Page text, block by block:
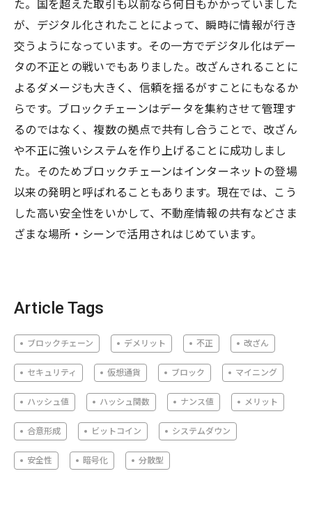
た。国を超えた取引も以前なら何日もかかっていました
が、デジタル化されたことによって、瞬時に情報が行き
交うようになっています。その一方でデジタル化はデー
タの不正との戦いでもありました。改ざんされることに
よるダメージも大きく、信頼を揺るがすことにもなるか
らです。ブロックチェーンはデータを集約させて管理す
るのではなく、複数の拠点で共有し合うことで、改ざん
や不正に強いシステムを作り上げることに成功しまし
た。そのためブロックチェーンはインターネットの登場
以来の発明と呼ばれることもあります。現在では、こう
した高い安全性をいかして、不動産情報の共有などさま
ざまな場所・シーンで活用されはじめています。
Article Tags
ブロックチェーン デメリット 不正 改ざん
セキュリティ 仮想通貨 ブロック マイニング
ハッシュ値 ハッシュ関数 ナンス値 メリット
合意形成 ビットコイン システムダウン
安全性 暗号化 分散型